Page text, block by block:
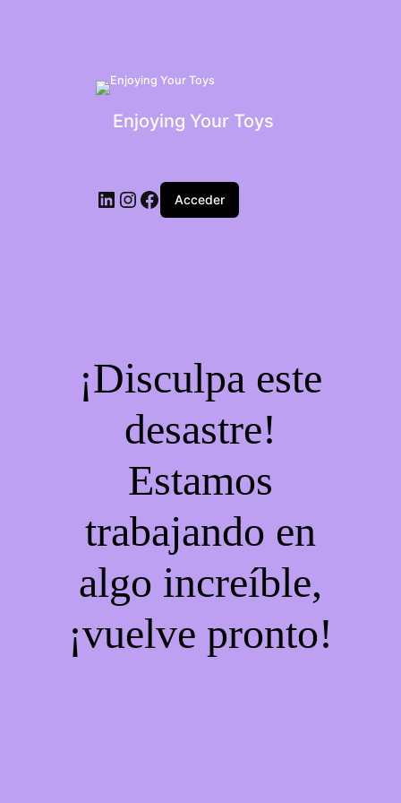
Enjoying Your Toys
Acceder
¡Disculpa este
desastre!
Estamos
trabajando en
algo increíble,
¡vuelve pronto!